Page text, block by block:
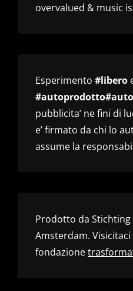
overvalued & music
Esperimento #libero
pubblicita’ ne fini di
e’ firmato da chi lo
assume la
Prodotto da
Amsterdam.
fondazione